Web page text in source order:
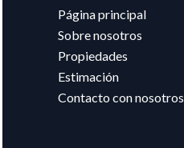
Página principal
Sobre nosotros
Propiedades
Estimación
Contacto con nosotros